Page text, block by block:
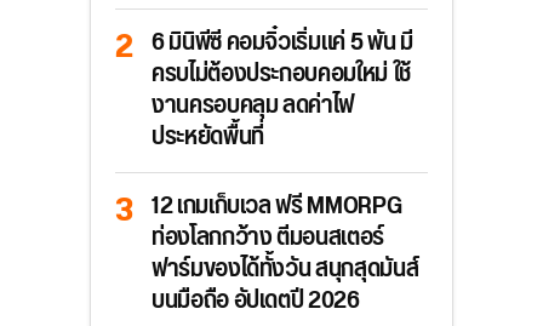
6 มินิพีซี คอมจิ๋วเริ่มแค่ 5 พัน มี
ครบไม่ต้องประกอบคอมใหม่ ใช้
งานครอบคลุม ลดค่าไฟ
ประหยัดพื้นที่
12 เกมเก็บเวล ฟรี MMORPG
ท่องโลกกว้าง ตีมอนสเตอร์
ฟาร์มของได้ทั้งวัน สนุกสุดมันส์
บนมือถือ อัปเดตปี 2026